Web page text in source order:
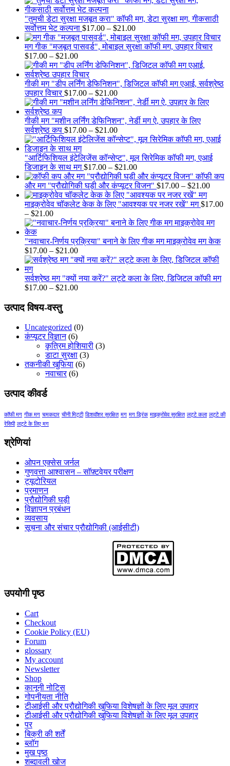
through
$21.00
"तुमची डेटा सुरक्षा मजबूत करा" कॉफी मग, डेटा सुरक्षा मग, गीकसाठी
सर्वोत्तम भेट कल्पना $17.00 – $21.00Price
range:
$17.00
$21.00
मग गीक "मजबूत पासवर्ड", मोबाइल सुरक्षा कॉफी मग, उपहार विचार
$17.00 – $21.00Price
range:
$17.00
through
$21.00
गीकी मग "डीप लर्निंग डेफिनिशन", डिजिटल कॉफी मग एआई, सर्वश्रेष्ठ
उपहार विचार $17.00 – $21.00Price
range:
through
$21.00
गीकी मग "मशीन लर्निंग डेफिनिशन", नेर्डी मग ऐ, उपहार के लिए
सर्वश्रेष्ठ कप $17.00 – $21.00Price
range:
through
$21.00
"आर्टिफिशियल इंटेलिजेंस कॉन्सेप्ट", मूल सिरेमिक कॉफी मग, एआई
डिजाइन के साथ मग $17.00 – $21.00Price
range:
$17.00
through
$21.00
कॉफी कप
और मग "प्रौद्योगिकी घड़ी और कंप्यूटर विजन" $17.00 – $21.00Price
माइक्रोवेव चॉकलेट केक के लिए "आवश्यक पर नजर रखें" मग $17.00
– $21.00Price
range:
through
$21.00
"नवाचार-निर्णय प्रक्रिया" बनाने के लिए गीक मग माइक्रोवेव मग केक
$17.00 – $21.00Price
range:
through
$21.00
सर्वश्रेष्ठ मग "क्यों नया करें?" लट्टे कला के लिए, डिजिटल कॉफी मग
$17.00 – $21.00Price
$21.00
उत्पाद विषय-वस्तु
Uncategorized (0)
कंप्यूटर विज्ञान (6)
कृत्रिम होशियारी (3)
डाटा सुरक्षा (3)
तकनीकी खुफिया (6)
नवाचार (6)
उत्पाद कीवर्ड
कॉफी मग गीक मग चमकदार चीनी मिट्टी डिशवॉशर सुरक्षित मग मग ड्रिंक माइक्रोवेव सुरक्षित लट्टे कला लट्टे की
रेसिपी लट्टे के लिए मग
श्रेणियां
ओपन एक्सेस जर्नल
गुणवत्ता आश्वासन – सॉफ़्टवेयर परीक्षण
ट्यूटोरियल
प्रमाणन
प्रौद्योगिकी घड़ी
विज्ञापन प्रबंधन
व्यवसाय
सूचना और संचार प्रौद्योगिकी (आईसीटी)
उपयोगी पृष्ठ
Cart
Checkout
Cookie Policy (EU)
Forum
glossary
My account
Newsletter
Shop
कानूनी नोटिस
गोपनीयता नीति
टीआईसी और प्रौद्योगिकी खुफिया विशेषज्ञों के लिए मूल उपहार
टीआईसी और प्रौद्योगिकी खुफिया विशेषज्ञों के लिए मूल उपहार
पर
बिक्री की शर्तें
ब्लॉग
मुख पृष्ठ
शब्दावली खोज